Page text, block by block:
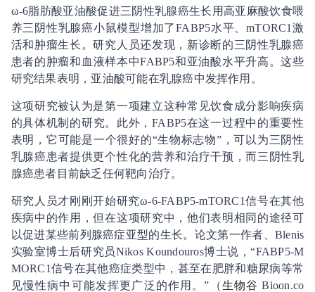
ω-6脂肪酸亚油酸促进三阴性乳腺癌生长用高亚麻酸饮食喂
养三阴性乳腺癌小鼠模型增加了FABP5水平、mTORC1激
活和肿瘤生长。研究人员还发现，新诊断的三阴性乳腺癌
患者的肿瘤和血液样本中FABP5和亚油酸水平升高。这些
研究结果表明，亚油酸可能在乳腺癌中发挥作用。
这项研究被认为是第一项建立这种常见饮食成分影响疾病
的具体机制的研究。此外，FABP5在这一过程中的重要性
表明，它可能是一个很好的“生物标志物”，可以为三阴性
乳腺癌患者提供更个性化的营养和治疗干预，而三阴性乳
腺癌患者目前缺乏任何靶向治疗。
研究人员才刚刚开始研究ω-6-FABP5-mTORC1信号在其他
疾病中的作用，但在这项研究中，他们表明相同的途径可
以促进某些前列腺癌症亚型的生长。论文第一作者、Blenis
实验室博士后研究员Nikos Koundouros博士说，“FABP5-M
MORC1信号在其他癌症类型中，甚至在肥胖和糖尿病等常
见慢性病中可能发挥更广泛的作用。”（生物谷 Bioon.co